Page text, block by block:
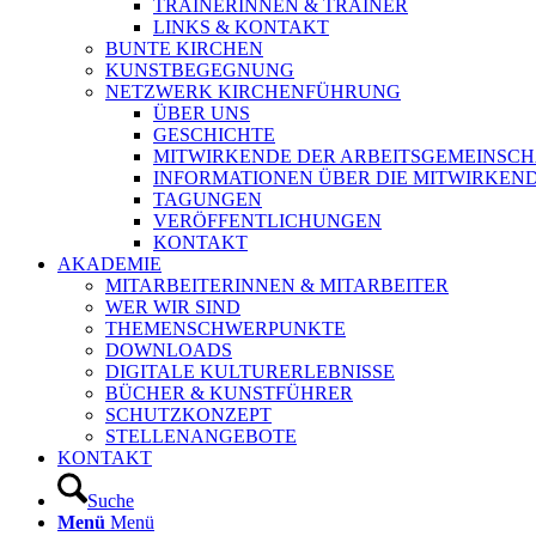
TRAINERINNEN & TRAINER
LINKS & KONTAKT
BUNTE KIRCHEN
KUNSTBEGEGNUNG
NETZWERK KIRCHENFÜHRUNG
ÜBER UNS
GESCHICHTE
MITWIRKENDE DER
INFORMATIONEN ÜBER DIE
TAGUNGEN
VERÖFFENTLICHUNGEN
KONTAKT
AKADEMIE
MITARBEITERINNEN & MITARBEITER
WER WIR SIND
THEMENSCHWERPUNKTE
DOWNLOADS
DIGITALE KULTURERLEBNISSE
BÜCHER & KUNSTFÜHRER
SCHUTZKONZEPT
STELLENANGEBOTE
KONTAKT
Suche
Menü Menü